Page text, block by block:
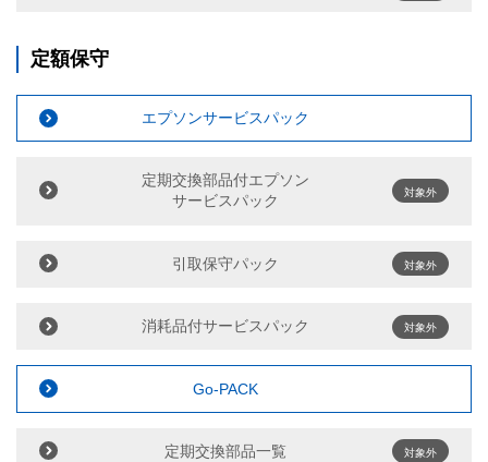
定額保守
エプソンサービスパック
定期交換部品付エプソン
サービスパック
対象外
引取保守パック 対象外
消耗品付サービスパック 対象外
Go-PACK
定期交換部品一覧 対象外